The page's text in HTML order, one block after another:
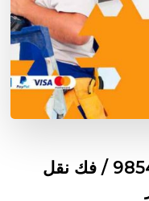
شركة تكييف النعيم / 98548488 / فك نقل